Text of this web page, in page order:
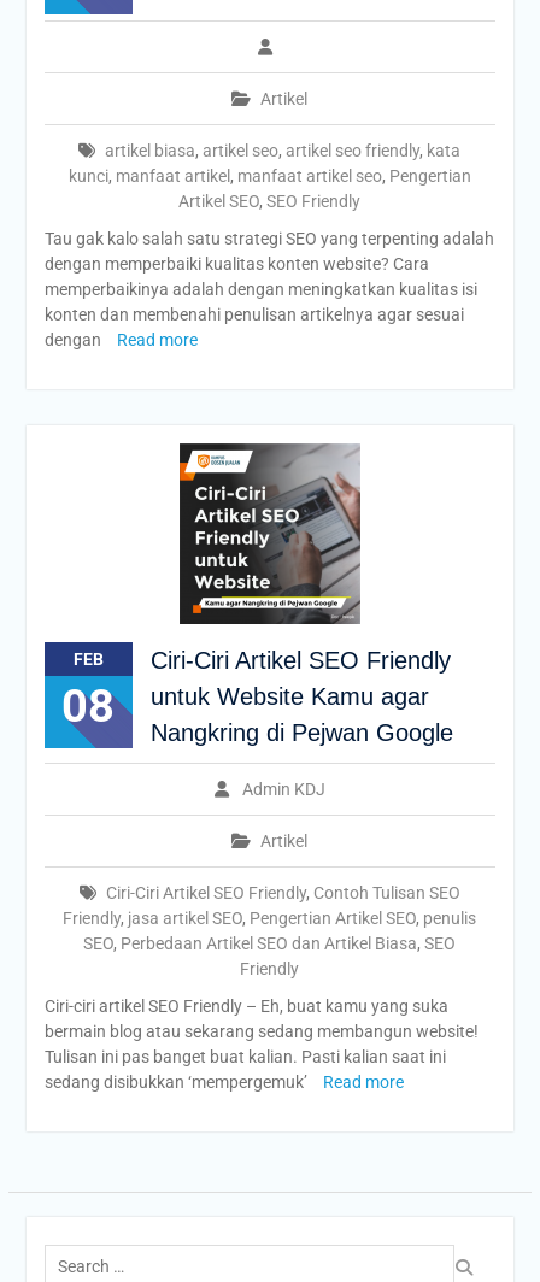
Artikel
artikel biasa,artikel seo,artikel seo friendly, kata
kunci, manfaat artikel , manfaat artikel seo, Pengertian
Artikel SEO,SEO Friendly
Tau gak kalo salah satu strategi SEO yang terpenting adalah
dengan memperbaiki kualitas konten website? Cara
memperbaikinya adalah dengan meningkatkan kualitas isi
konten dan membenahi penulisan artikelnya agar sesuai
dengan
Read more
FEB
08
Ciri-Ciri Artikel SEO Friendly
untuk Website Kamu agar
Nangkring di Pejwan Google
Admin KDJ
Artikel
Ciri-Ciri Artikel SEO Friendly, Contoh Tulisan SEO
Friendly, jasa artikel SEO, Pengertian Artikel SEO, penulis
SEO, Perbedaan Artikel SEO dan Artikel Biasa,SEO
Friendly
Ciri-ciri artikel SEO Friendly – Eh, buat kamu yang suka
bermain blog atau sekarang sedang membangun website!
Tulisan ini pas banget buat kalian. Pasti kalian saat ini
sedang disibukkan ‘mempergemuk’
Read more
Search
for: